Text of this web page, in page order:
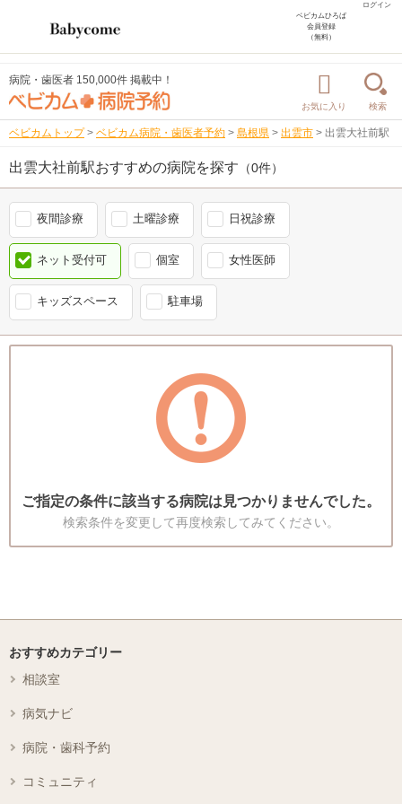
ログイン
ベビカムひろば
会員登録
（無料）
病院・歯医者 150,000件 掲載中！
お気に入り 検索
ベビカムトップ > ベビカム病院・歯医者予約 > 島根県 > 出雲市 > 出雲大社前駅
出雲大社前駅おすすめの病院を探す （0件）
夜間診療 土曜診療 日祝診療
ネット受付可 個室 女性医師
キッズスペース 駐車場
ご指定の条件に該当する病院は見つかりませんでした。
検索条件を変更して再度検索してみてください。
おすすめカテゴリー
相談室
病気ナビ
病院・歯科予約
コミュニティ